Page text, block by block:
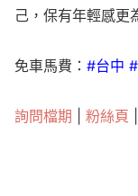
己，保有年輕感更
免車馬費： #台中
詢問檔期 粉絲頁